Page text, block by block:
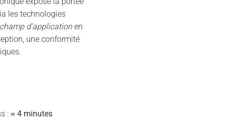
les technologies
d’applicationen
une conformité
: ≈ 4 minutes